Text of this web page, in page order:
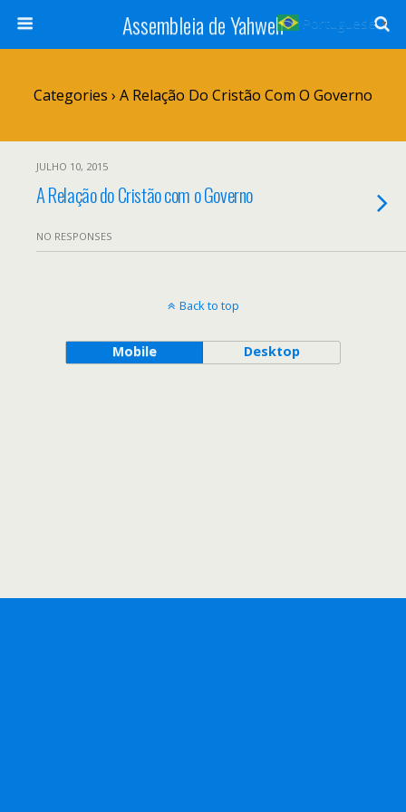
Assembleia de Yahweh
Categories › A Relação Do Cristão Com O Governo
JULHO 10, 2015
A Relação do Cristão com o Governo
NO RESPONSES
Back to top
Mobile Desktop
Portuguese ▼